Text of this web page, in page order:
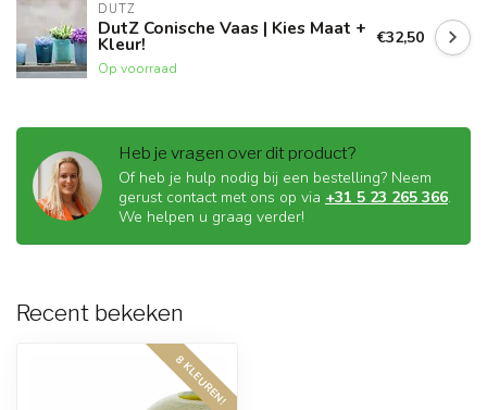
DUTZ
DutZ Conische Vaas | Kies Maat +
Kleur!
Op voorraad
€32,50
Heb je vragen over dit product?
Of heb je hulp nodig bij een bestelling? Neem
gerust contact met ons op via +31 5 23 265 366.
We helpen u graag verder!
Recent bekeken
8 KLEUREN!